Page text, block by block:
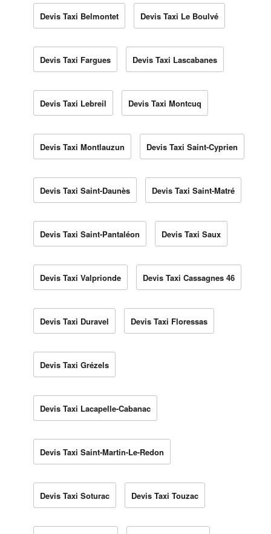
Devis Taxi Belmontet Devis Taxi Le Boulvé
Devis Taxi Fargues Devis Taxi Lascabanes
Devis Taxi Lebreil Devis Taxi Montcuq
Devis Taxi Montlauzun Devis Taxi Saint-Cyprien
Devis Taxi Saint-Daunès Devis Taxi Saint-Matré
Devis Taxi Saint-Pantaléon Devis Taxi Saux
Devis Taxi Valprionde Devis Taxi Cassagnes 46
Devis Taxi Duravel Devis Taxi Floressas
Devis Taxi Grézels
Devis Taxi Lacapelle-Cabanac
Devis Taxi Saint-Martin-Le-Redon
Devis Taxi Soturac Devis Taxi Touzac